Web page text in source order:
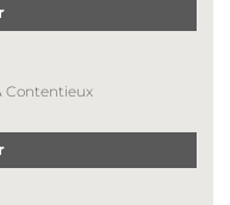
Contentieux